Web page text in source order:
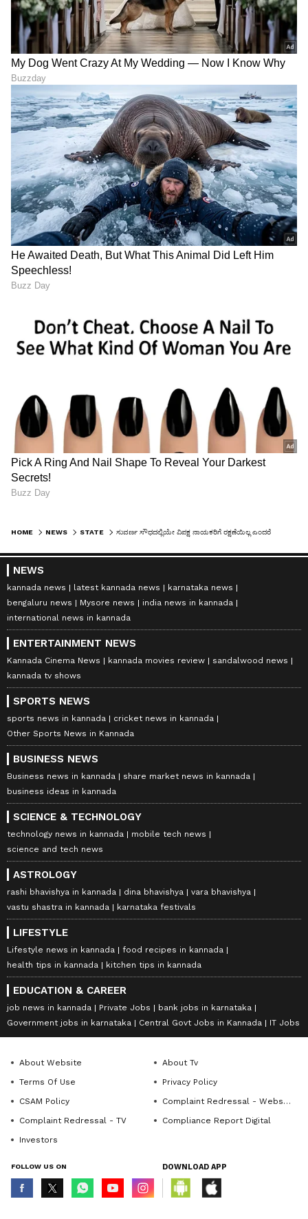
HOME NEWS STATE
NEWS
kannada news latest kannada news
karnataka news
bengaluru news
Mysore news
india news in kannada
international news in kannada
ENTERTAINMENT NEWS
Kannada Cinema News kannada movies review
sandalwood news
kannada tv shows
SPORTS NEWS
sports news in kannada
cricket news in kannada
Other Sports News in Kannada
BUSINESS NEWS
Business news in kannada
share market news in kannada
business ideas in kannada
SCIENCE & TECHNOLOGY
technology news in kannada
mobile tech news
science and tech news
ASTROLOGY
rashi bhavishya in kannada dina bhavishya
vara bhavishya
vastu shastra in kannada
karnataka festivals
LIFESTYLE
Lifestyle news in kannada
food recipes in kannada
health tips in kannada
kitchen tips in kannada
EDUCATION & CAREER
job news in kannada Private Jobs
bank jobs in karnataka
Government jobs in karnataka
Central Govt Jobs in Kannada IT Jobs
About Website
About Tv
Terms Of Use
Privacy Policy
CSAM Policy
Complaint Redressal - Website
Complaint Redressal - TV
Compliance Report Digital
Investors
FOLLOW US ON DOWNLOAD APP